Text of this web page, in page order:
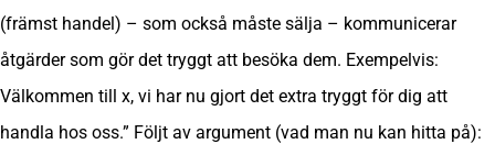
(främst handel) – som också måste sälja – kommunicerar
åtgärder som gör det tryggt att besöka dem. Exempelvis:
Välkommen till x, vi har nu gjort det extra tryggt för dig att
handla hos oss.” Följt av argument (vad man nu kan hitta på):